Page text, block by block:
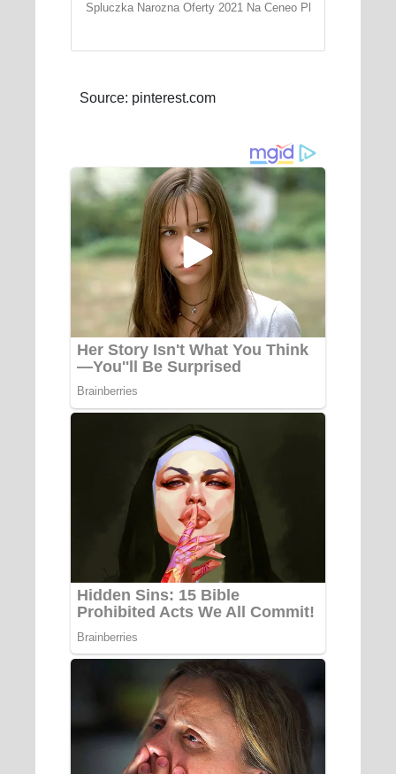
Spluczka Narozna Oferty 2021 Na Ceneo Pl
Source: pinterest.com